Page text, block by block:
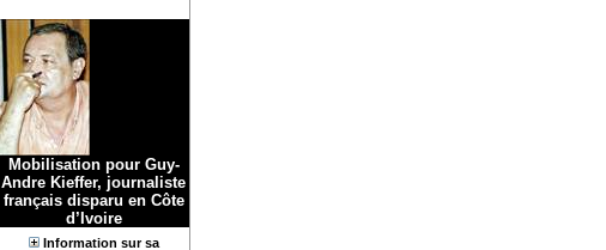
Mobilisation pour Guy-
Andre Kieffer, journaliste
français disparu en Côte
d’Ivoire
Information sur sa